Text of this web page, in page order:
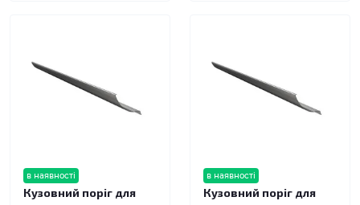
в наявності
Кузовний поріг для
в наявності
Кузовний поріг для